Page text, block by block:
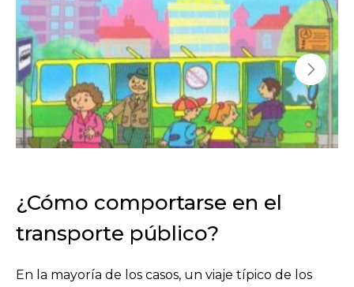
¿Cómo comportarse en el
transporte público?
En la mayoría de los casos, un viaje típico de los